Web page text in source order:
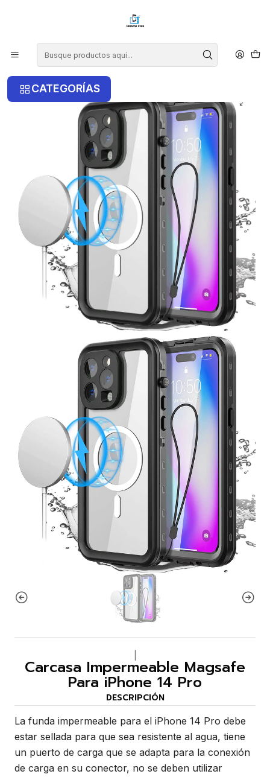
CATEGORÍAS
Inicio iPhone
iPhone 14 Pro
Carcasa Impermeable Magsafe Para iPhone 14 Pro
Carcasa Impermeable Magsafe
Para iPhone 14 Pro
DESCRIPCIÓN
La funda impermeable para el iPhone 14 Pro debe
estar sellada para que sea resistente al agua, tiene
un puerto de carga que se adapta para la conexión
de carga en su conector, no se deben utilizar